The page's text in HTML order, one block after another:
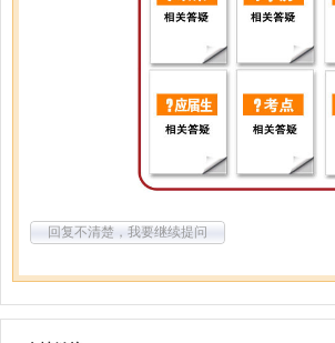
回复不清楚，我要继续提问